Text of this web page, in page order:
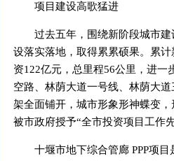
项目建设高歌猛进
过去五年，围绕新阶段城市
设落实落地，取得累累硕果。累
资122亿元，总里程56公里，进一
空路、林荫大道一号线、林荫大
架全面铺开，城市形象形神蝶变
被市政府授予“全市投资项目工作
十堰市地下综合管廊 PPP项